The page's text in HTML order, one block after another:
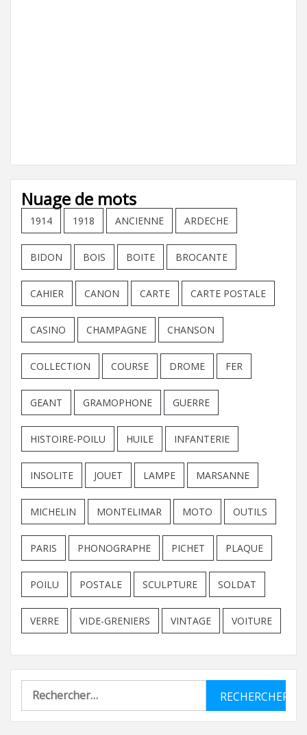
Nuage de mots
1914 1918 ANCIENNE ARDECHE
BIDON BOIS BOITE BROCANTE
CAHIER CANON CARTE CARTE POSTALE
CASINO CHAMPAGNE CHANSON
COLLECTION COURSE DROME FER
GEANT GRAMOPHONE GUERRE
HISTOIRE-POILU HUILE INFANTERIE
INSOLITE JOUET LAMPE MARSANNE
MICHELIN MONTELIMAR MOTO OUTILS
PARIS PHONOGRAPHE PICHET PLAQUE
POILU POSTALE SCULPTURE SOLDAT
VERRE VIDE-GRENIERS VINTAGE VOITURE
Rechercher :